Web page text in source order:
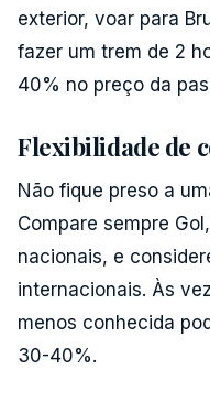
exterior, voar para
fazer um trem de 2
40% no preço da
Flexibilidade de
Não fique preso a
Compare sempre
nacionais, e
internacionais. Às
menos conhecida
30-40%.